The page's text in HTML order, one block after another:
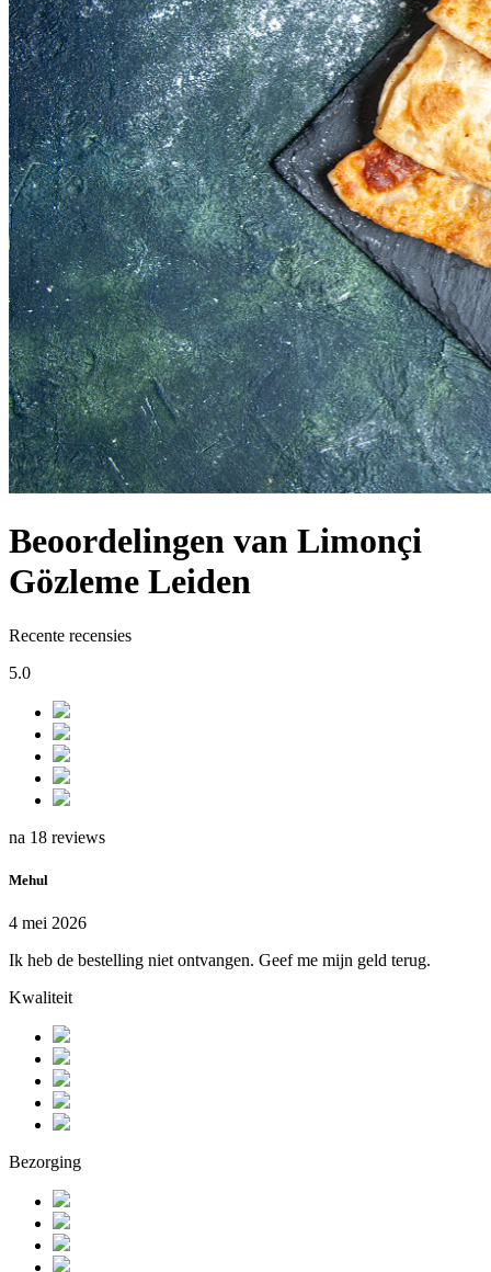
Beoordelingen van Limonçi
Gözleme Leiden
Recente recensies
5.0
na 18 reviews
Mehul
4 mei 2026
Ik heb de bestelling niet ontvangen. Geef me mijn geld terug.
Kwaliteit
Bezorging